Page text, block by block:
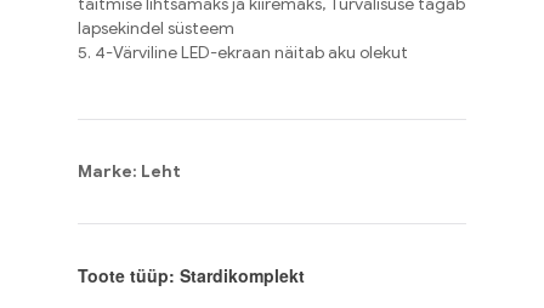
täitmise lihtsamaks ja kiiremaks, Turvalisuse tagab
lapsekindel süsteem
5. 4-Värviline LED-ekraan näitab aku olekut
Marke: Leht
Toote tüüp: Stardikomplekt